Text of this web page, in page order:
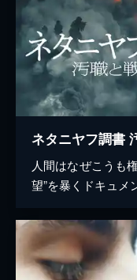
ネタニヤフ調書
人間はなぜこうも
望”を暴くドキュメ